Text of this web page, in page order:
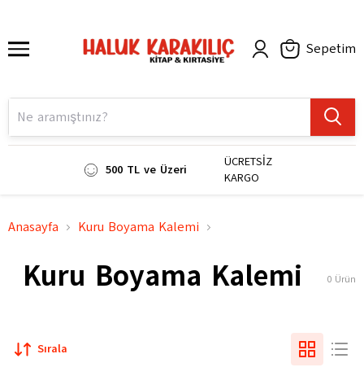
Sepetim
500 TL ve Üzeri
ÜCRETSİZ
KARGO
Anasayfa Kuru Boyama Kalemi
Kuru Boyama Kalemi 0 Ürün
Sırala